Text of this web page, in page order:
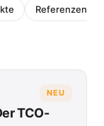
Referenzen
NEU
TCO-